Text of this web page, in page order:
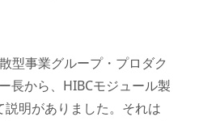
型事業グループ・プロダク
長から、HIBCモジュール製
明がありました。それは